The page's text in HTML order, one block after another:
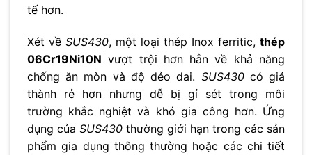
tế hơn.
Xét về SUS430, một loại thép Inox ferritic, thép
06Cr19Ni10N vượt trội hơn hẳn về khả năng
chống ăn mòn và độ dẻo dai. SUS430có giá
thành rẻ hơn nhưng dễ bị gỉ sét trong môi
trường khắc nghiệt và khó gia công hơn. Ứng
dụng của SUS430 thường giới hạn trong các sản
phẩm gia dụng thông thường hoặc các chi tiết